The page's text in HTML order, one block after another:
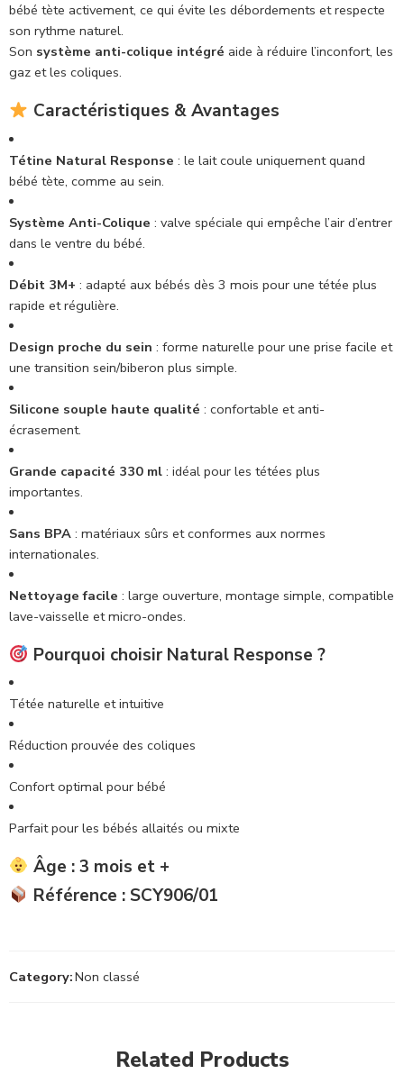
bébé tète activement, ce qui évite les débordements et respecte
son rythme naturel.
Son système anti-colique intégré aide à réduire l’inconfort, les
gaz et les coliques.
Caractéristiques & Avantages
Tétine Natural Response : le lait coule uniquement quand
bébé tète, comme au sein.
Système Anti-Colique : valve spéciale qui empêche l’air d’entrer
dans le ventre du bébé.
Débit 3M+ : adapté aux bébés dès 3 mois pour une tétée plus
rapide et régulière.
Design proche du sein : forme naturelle pour une prise facile et
une transition sein/biberon plus simple.
Silicone souple haute qualité : confortable et anti-
écrasement.
Grande capacité 330 ml : idéal pour les tétées plus
importantes.
Sans BPA : matériaux sûrs et conformes aux normes
internationales.
Nettoyage facile : large ouverture, montage simple, compatible
lave-vaisselle et micro-ondes.
Pourquoi choisir Natural Response ?
Tétée naturelle et intuitive
Réduction prouvée des coliques
Confort optimal pour bébé
Parfait pour les bébés allaités ou mixte
Âge :3 mois et +
Référence :SCY906/01
Category:Non classé
Related Products